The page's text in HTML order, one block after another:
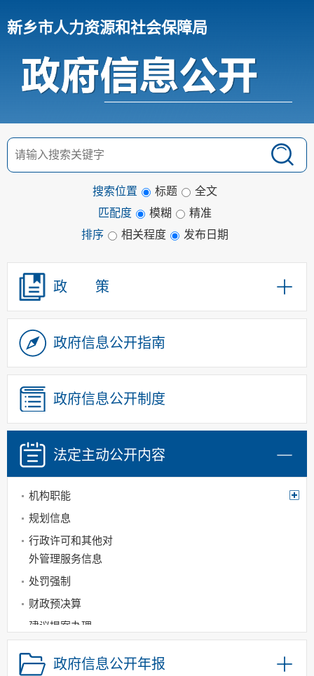
新乡市人力资源和社会保障局
搜索位置 标题
全文
匹配度
模糊
精准
排序
相关程度 发布日期
政 策
政府信息公开指南
政府信息公开制度
法定主动公开内容
机构职能
规划信息
行政许可和其他对
外管理服务信息
处罚强制
财政预决算
建议提案办理
政策解读政府信息公开年报